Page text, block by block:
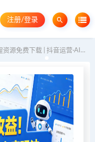
注册/登录
载 | 抖音运营·AI教程·GEO优化